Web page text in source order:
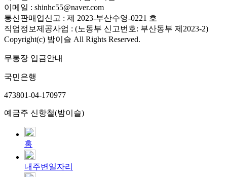
이메일 : shinhc55@naver.com
통신판매업신고 : 제 2023-부산수영-0221 호
직업정보제공사업 : (노동부 신고번호: 부산동부 제2023-2)
Copyright(c) 밤이슬 All Rights Reserved.
무통장 입금안내
국민은행
473801-04-170977
예금주 신항철(밤이슬)
홈
내주변일자리